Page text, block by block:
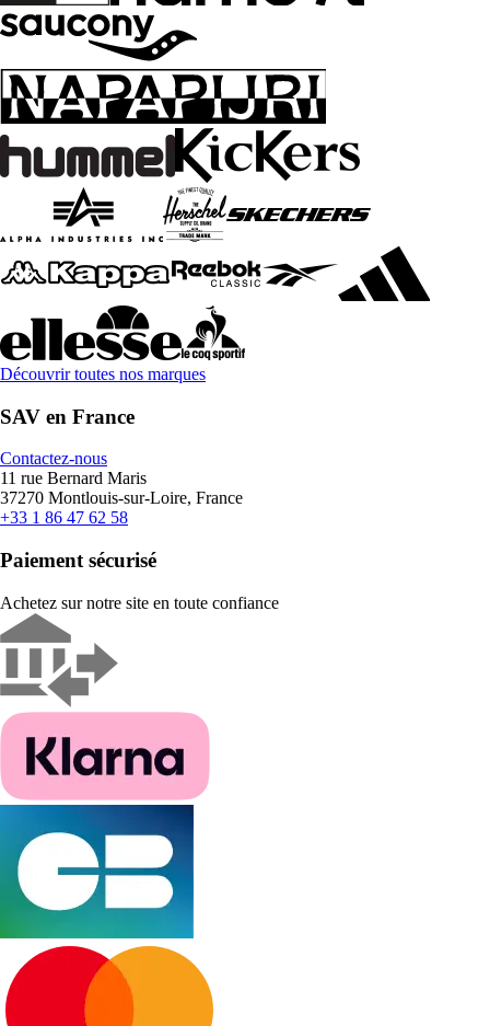
Découvrir toutes nos marques
SAV en France
Contactez-nous
11 rue Bernard Maris
37270 Montlouis-sur-Loire, France
+33 1 86 47 62 58
Paiement sécurisé
Achetez sur notre site en toute confiance